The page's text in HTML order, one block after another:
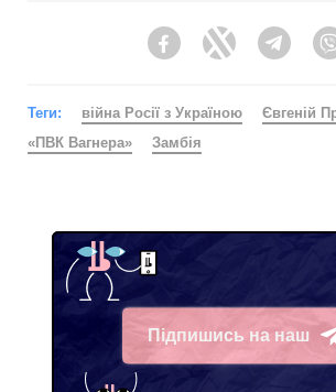
FacebookTwitter
Теги: війна Росії з Україною
Євгеній
«ПВК Вагнера»
Замбія
Підпишись на наш
Telegram